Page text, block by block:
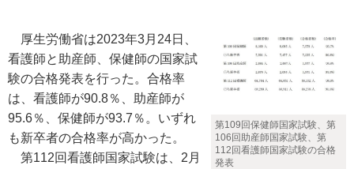
第109回保健師国家試験、第
106回助産師国家試験、第
112回看護師国家試験の合格
発表
厚生労働省は2023年3月24日、
看護師と助産師、保健師の国家試
験の合格発表を行った。合格率
は、看護師が90.8％、助産師が
95.6％、保健師が93.7％。いずれ
も新卒者の合格率が高かった。
第112回看護師国家試験は、2月